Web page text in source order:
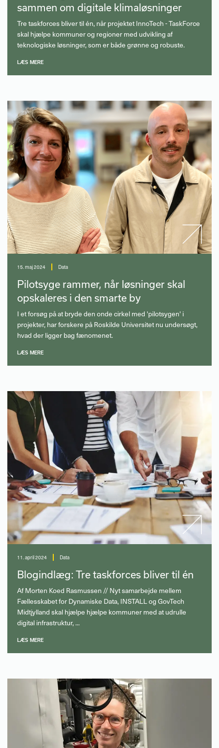
sammen om digitale klimaløsninger
Tre taskforces bliver til én, når projektet InnoTech - TaskForce
skal hjælpe kommuner og regioner med udvikling af
teknologiske løsninger, som er både grønne og robuste.
LÆS MERE
15. maj 2024 Data
Pilotsyge rammer, når løsninger skal
opskaleres i den smarte by
I et forsøg på at bryde den onde cirkel med 'pilotsygen' i
projekter, har forskere på Roskilde Universitet nu undersøgt,
hvad der ligger bag fænomenet.
LÆS MERE
11. april 2024 Data
Blogindlæg: Tre taskforces bliver til én
Af Morten Koed Rasmussen // Nyt samarbejde mellem
Fællesskabet for Dynamiske Data, INSTALL og GovTech
Midtjylland skal hjælpe hjælpe kommuner med at udrulle
digital infrastruktur, ...
LÆS MERE